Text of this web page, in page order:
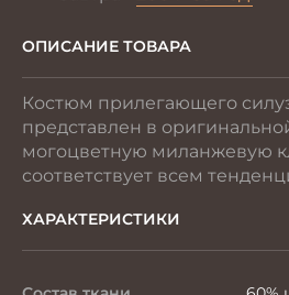
ОПИСАНИЕ ТОВАРА
Костюм прилегающего
представлен в
могоцветную миланжевую
соответствует всем
ХАРАКТЕРИСТИКИ